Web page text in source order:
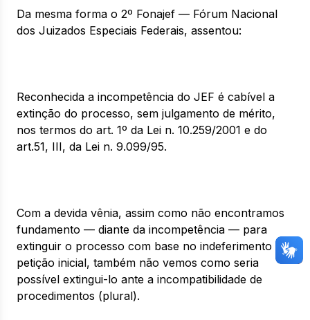
Da mesma forma o 2º Fonajef — Fórum Nacional
dos Juizados Especiais Federais, assentou:
Reconhecida a incompetência do JEF é cabível a
extinção do processo, sem julgamento de mérito,
nos termos do art. 1º da Lei n. 10.259/2001 e do
art.51, III, da Lei n. 9.099/95.
Com a devida vênia, assim como não encontramos
fundamento — diante da incompetência — para
extinguir o processo com base no indeferimento da
petição inicial, também não vemos como seria
possível extingui-lo ante a incompatibilidade de
procedimentos (plural).